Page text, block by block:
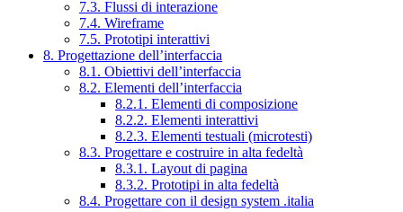
7.3. Flussi di interazione
7.4. Wireframe
7.5. Prototipi interattivi
8. Progettazione dell’interfaccia
8.1. Obiettivi dell’interfaccia
8.2. Elementi dell’interfaccia
8.2.1. Elementi di composizione
8.2.2. Elementi interattivi
8.2.3. Elementi testuali (microtesti)
8.3. Progettare e costruire in alta fedeltà
8.3.1. Layout di pagina
8.3.2. Prototipi in alta fedeltà
8.4. Progettare con il design system .italia